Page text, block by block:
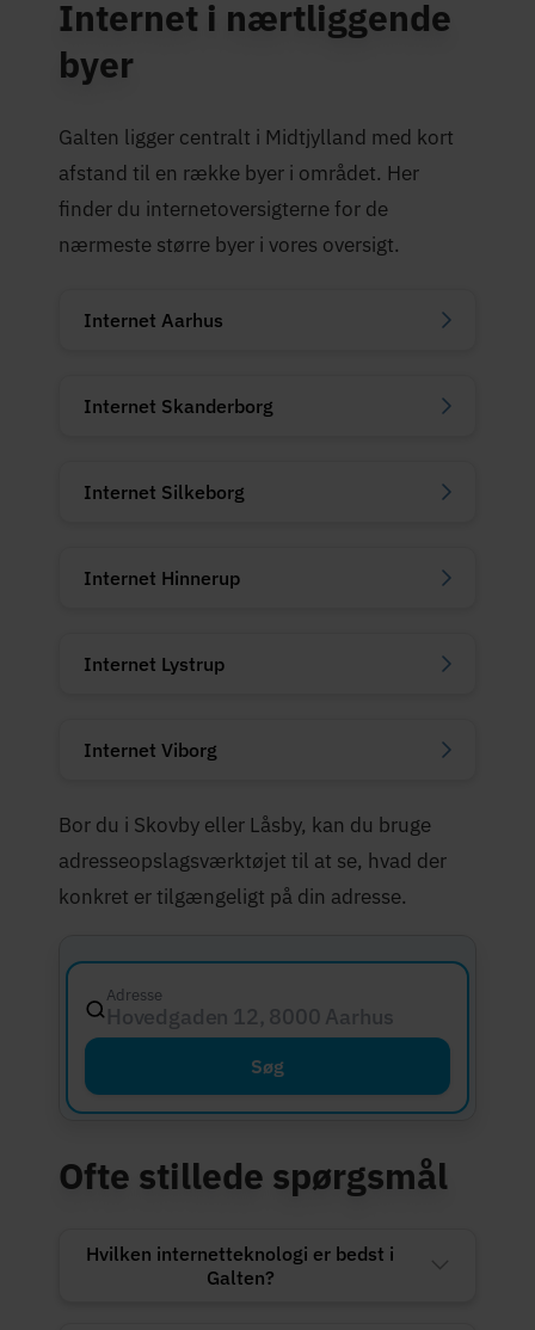
Internet i nærtliggende
byer
Galten ligger centralt i Midtjylland med kort
afstand til en række byer i området. Her
finder du internetoversigterne for de
nærmeste større byer i vores oversigt.
Internet Aarhus
Internet Skanderborg
Internet Silkeborg
Internet Hinnerup
Internet Lystrup
Internet Viborg
Bor du i Skovby eller Låsby, kan du bruge
adresseopslagsværktøjet til at se, hvad der
konkret er tilgængeligt på din adresse.
Adresse
Hovedgaden 12, 8000 Aarhus C
Søg
Ofte stillede spørgsmål
Hvilken internetteknologi er bedst i
Galten?